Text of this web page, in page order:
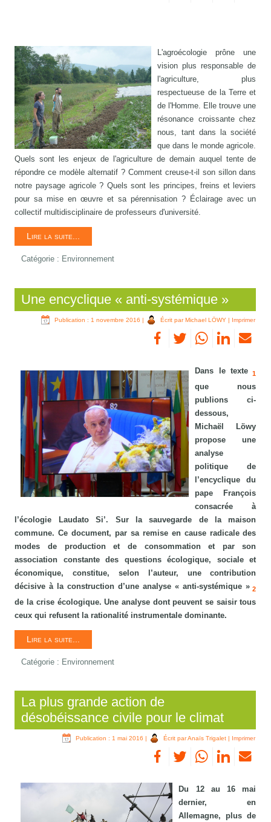
L'agroécologie prône une
vision plus responsable de
l'agriculture, plus
respectueuse de la Terre et
de l'Homme. Elle trouve une
résonance croissante chez
nous, tant dans la société
que dans le monde agricole.
Quels sont les enjeux de l'agriculture de demain auquel tente de
répondre ce modèle alternatif ? Comment creuse-t-il son sillon dans
notre paysage agricole ? Quels sont les principes, freins et leviers
pour sa mise en œuvre et sa pérennisation ? Éclairage avec un
collectif multidisciplinaire de professeurs d'université.
Lire la suite...
Catégorie : Environnement
Une encyclique « anti-systémique »
Publication : 1 novembre 2016 | Écrit par Michael LÖWY | Imprimer
Dans le texte 1
que nous
publions ci-
dessous,
Michaël Löwy
propose une
analyse
politique de
l’encyclique du
pape François
consacrée à
l’écologie Laudato Si’. Sur la sauvegarde de la maison
commune. Ce document, par sa remise en cause radicale des
modes de production et de consommation et par son
association constante des questions écologique, sociale et
économique, constitue, selon l’auteur, une contribution
décisive à la construction d’une analyse « anti-systémique »2
de la crise écologique. Une analyse dont peuvent se saisir tous
ceux qui refusent la rationalité instrumentale dominante.
Lire la suite...
Catégorie : Environnement
La plus grande action de
désobéissance civile pour le climat
Publication : 1 mai 2016 | Écrit par Anaïs Trigalet | Imprimer
Du 12 au 16 mai
dernier, en
Allemagne, plus de